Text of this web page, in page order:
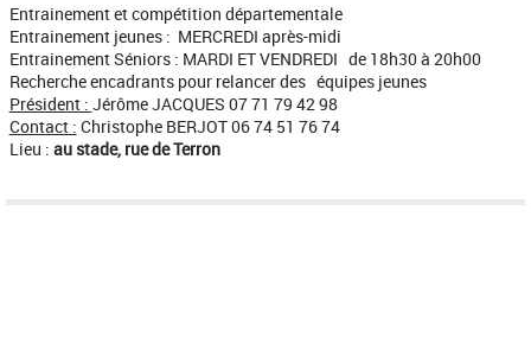
Entrainement et compétition départementale
Entrainement jeunes : MERCREDI après-midi
Entrainement Séniors : MARDI ET VENDREDI de 18h30 à 20h00
Recherche encadrants pour relancer des équipes jeunes
Président : Jérôme JACQUES 07 71 79 42 98
Contact : Christophe BERJOT 06 74 51 76 74
Lieu : au stade, rue de Terron